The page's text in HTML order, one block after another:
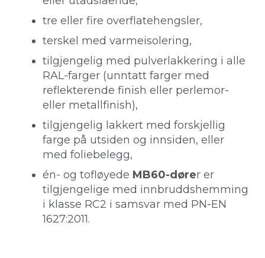
tre eller fire overflatehengsler,
terskel med varmeisolering,
tilgjengelig med pulverlakkering i alle
RAL-farger (unntatt farger med
reflekterende finish eller perlemor-
eller metallfinish),
tilgjengelig lakkert med forskjellig
farge på utsiden og innsiden, eller
med foliebelegg,
én- og tofløyede MB60-dører er
tilgjengelige med innbruddshemming
i klasse RC2 i samsvar med PN-EN
1627:2011.